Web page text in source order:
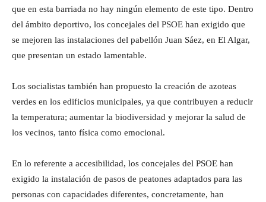
que en esta barriada no hay ningún elemento de este tipo. Dentro
del ámbito deportivo, los concejales del PSOE han exigido que
se mejoren las instalaciones del pabellón Juan Sáez, en El Algar,
que presentan un estado lamentable.
Los socialistas también han propuesto la creación de azoteas
verdes en los edificios municipales, ya que contribuyen a reducir
la temperatura; aumentar la biodiversidad y mejorar la salud de
los vecinos, tanto física como emocional.
En lo referente a accesibilidad, los concejales del PSOE han
exigido la instalación de pasos de peatones adaptados para las
personas con capacidades diferentes, concretamente, han